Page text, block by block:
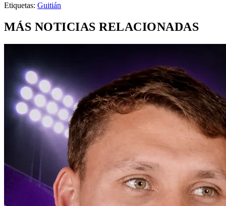
Etiquetas: Guitián
MÁS NOTICIAS RELACIONADAS